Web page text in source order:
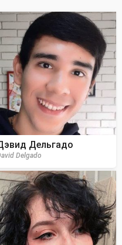
Дельгадо
Delgado